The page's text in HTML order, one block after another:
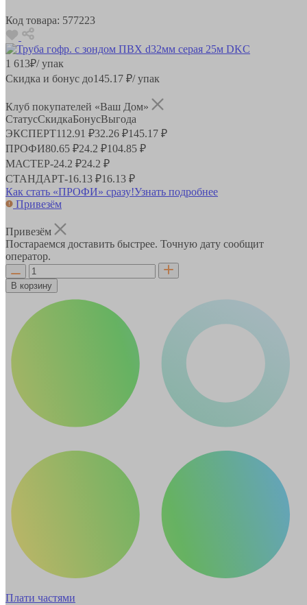
Код товара: 577223
1 613₽/ упак
Скидка и бонус до145.17 ₽/ упак
Клуб покупателей «Ваш Дом»
СтатусСкидкаБонусВыгода
ЭКСПЕРТ112.91 ₽32.26 ₽145.17 ₽
ПРОФИ80.65 ₽24.2 ₽104.85 ₽
МАСТЕР-24.2 ₽24.2 ₽
СТАНДАРТ-16.13 ₽16.13 ₽
Как стать «ПРОФИ» сразу!Узнать подробнее
Привезём
Привезём
Постараемся доставить быстрее. Точную дату сообщит
оператор.
В корзину
Плати частями